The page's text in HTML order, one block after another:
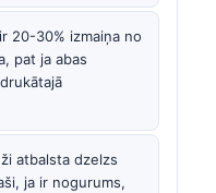
20-30% izmaiņa no
pat ja abas
atbalsta dzelzs
ja ir nogurums,